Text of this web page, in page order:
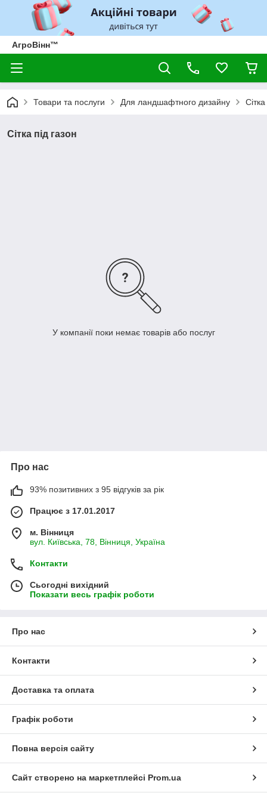
АгроВінн™
Товари та послуги Для ландшафтного дизайну
Сітка під газон
У компанії поки немає товарів або послуг
Про нас
93% позитивних з 95 відгуків за рік
Працює з 17.01.2017
м. Вінниця
вул. Київська, 78, Вінниця, Україна
Контакти
Сьогодні вихідний
Показати весь графік роботи
Про нас
Контакти
Доставка та оплата
Графік роботи
Повна версія сайту
Сайт створено на маркетплейсі Prom.ua